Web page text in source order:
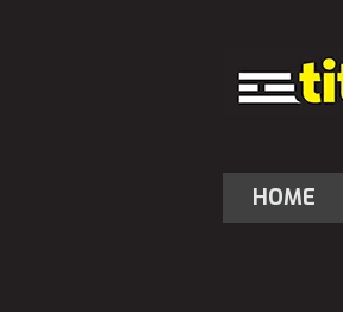
HOME